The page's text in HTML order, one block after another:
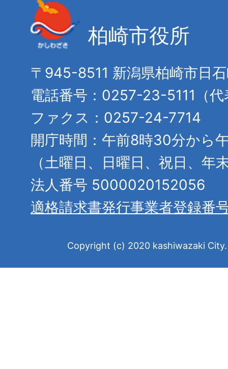
柏崎市役所
〒945-8511 新潟県柏崎市日
電話番号：0257-23-5111（代
ファクス：0257-24-7714
開庁時間：午前8時30分から
（土曜日、日曜日、祝日、年
法人番号 5000020152056
適格請求書発行事業者登録番
Copyright (c) 2020 kashiwazaki